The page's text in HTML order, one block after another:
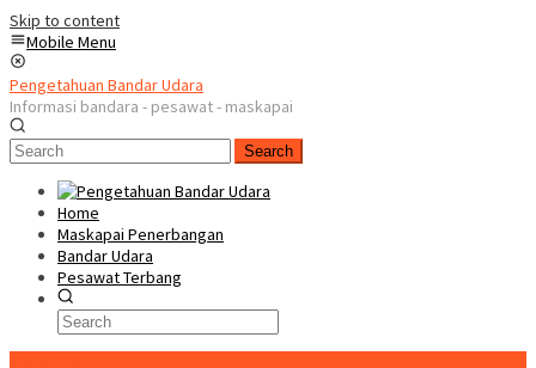
Skip to content
Mobile Menu
Pengetahuan Bandar Udara
Informasi bandara - pesawat - maskapai
Search
Home
Maskapai Penerbangan
Bandar Udara
Pesawat Terbang